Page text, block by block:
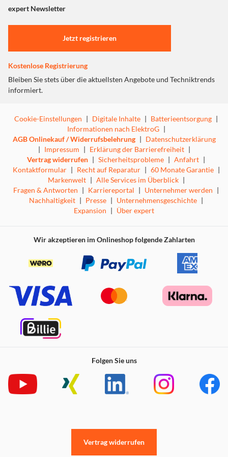
"Marketing".
Einstellungen anpassen
expert Newsletter
Jetzt registrieren
Kostenlose Registrierung
Bleiben Sie stets über die aktuellsten Angebote und Techniktrends
informiert.
Cookie-Einstellungen | Digitale Inhalte | Batterieentsorgung |
Informationen nach ElektroG |
AGB Onlinekauf / Widerrufsbelehrung | Datenschutzerklärung
| Impressum | Erklärung der Barrierefreiheit |
Vertrag widerrufen | Sicherheitsprobleme | Anfahrt |
Kontaktformular | Recht auf Reparatur | 60 Monate Garantie |
Markenwelt | Alle Services im Überblick |
Fragen & Antworten | Karriereportal | Unternehmer werden |
Nachhaltigkeit | Presse | Unternehmensgeschichte |
Expansion | Über expert
Wir akzeptieren im Onlineshop folgende Zahlarten
Folgen Sie uns
Vertrag widerrufen